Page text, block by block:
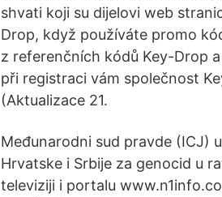
shvati koji su dijelovi web
Drop, když používáte promo
z referenčních kódů Key-Drop
při registraci vám společnost
(Aktualizace 21.
Međunarodni sud pravde (ICJ)
Hrvatske i Srbije za genocid u
televiziji i portalu